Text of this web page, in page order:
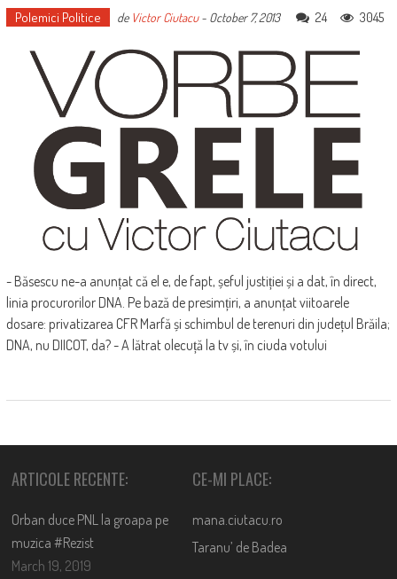
Polemici Politice de Victor Ciutacu- October 7, 2013 24 3045
- Băsescu ne-a anunțat că el e, de fapt, șeful justiției și a dat, în direct,
linia procurorilor DNA. Pe bază de presimțiri, a anunțat viitoarele
dosare: privatizarea CFR Marfă și schimbul de terenuri din județul Brăila;
DNA, nu DIICOT, da? - A lătrat olecuță la tv și, în ciuda votului
ARTICOLE RECENTE:
Orban duce PNL la groapa pe
muzica #Rezist
March 19, 2019
CE-MI PLACE:
mana.ciutacu.ro
Taranu’ de Badea